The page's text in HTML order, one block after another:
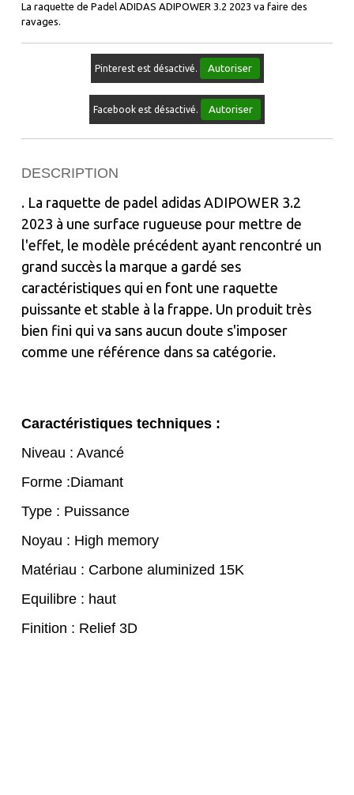
La raquette de Padel ADIDAS ADIPOWER 3.2 2023 va faire des
ravages.
Pinterest est désactivé. Autoriser
Facebook est désactivé. Autoriser
DESCRIPTION
. La raquette de padel adidas ADIPOWER 3.2
2023 à une surface rugueuse pour mettre de
l'effet, le modèle précédent ayant rencontré un
grand succès la marque a gardé ses
caractéristiques qui en font une raquette
puissante et stable à la frappe. Un produit très
bien fini qui va sans aucun doute s'imposer
comme une référence dans sa catégorie.
Caractéristiques techniques :
Niveau : Avancé
Forme :Diamant
Type : Puissance
Noyau : High memory
Matériau : Carbone aluminized 15K
Equilibre : haut
Finition : Relief 3D